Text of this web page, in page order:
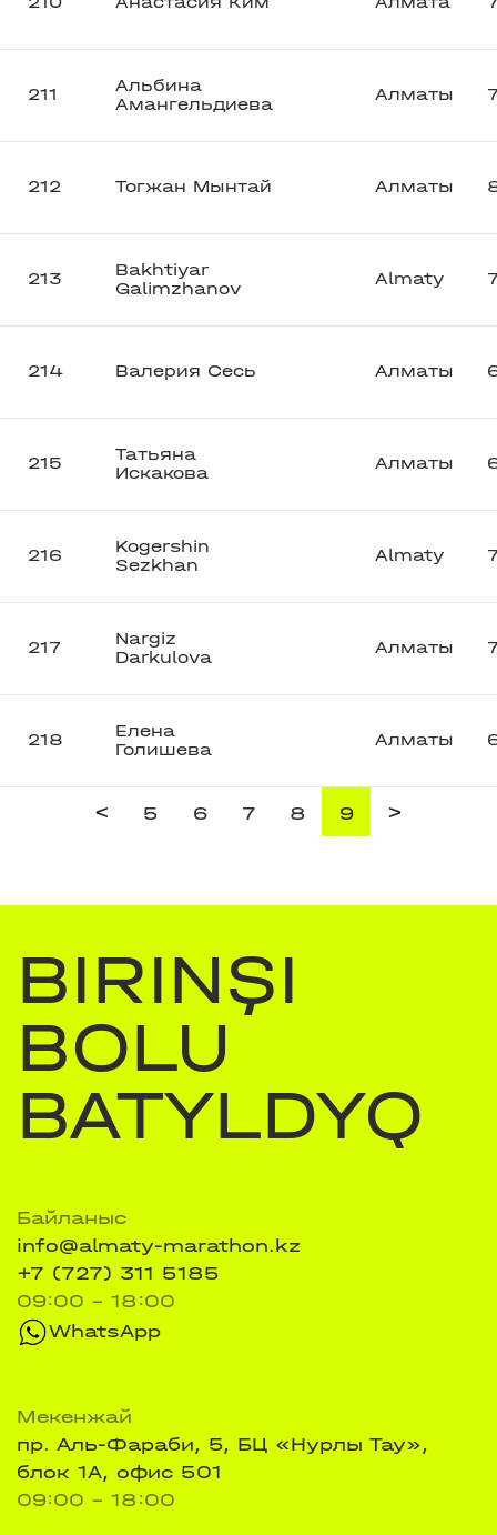
211
Альбина
Амангельдиева
Алматы
212 Тогжан Мынтай Алматы
213
Bakhtiyar
Galimzhanov
Almaty
214 Валерия Сесь Алматы
215
Татьяна
Искакова
Алматы
216
Kogershin
Sezkhan
Almaty
217
Nargiz
Darkulova
Алматы
218
Елена
Голишева
Алматы
< 5 6 7 8 9 >
BIRINŞI
BOLU
BATYLDYQ
Байланыс
info@almaty-marathon.kz
+7 (727) 311 5185
09:00 - 18:00
WhatsApp
Мекенжай
пр. Аль-Фараби, 5, БЦ «Нурлы Тау»,
блок 1А, офис 501
09:00 - 18:00